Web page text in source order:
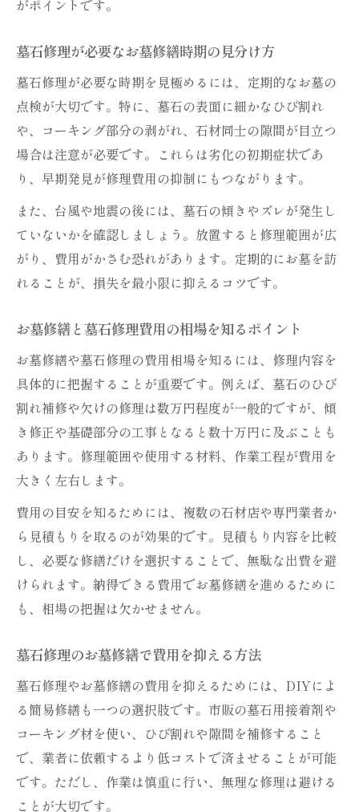
がポイントです。
墓石修理が必要なお墓修繕時期の見分け方
墓石修理が必要な時期を見極めるには、定期的なお墓の
点検が大切です。特に、墓石の表面に細かなひび割れ
や、コーキング部分の剥がれ、石材同士の隙間が目立つ
場合は注意が必要です。これらは劣化の初期症状であ
り、早期発見が修理費用の抑制にもつながります。
また、台風や地震の後には、墓石の傾きやズレが発生し
ていないかを確認しましょう。放置すると修理範囲が広
がり、費用がかさむ恐れがあります。定期的にお墓を訪
れることが、損失を最小限に抑えるコツです。
お墓修繕と墓石修理費用の相場を知るポイント
お墓修繕や墓石修理の費用相場を知るには、修理内容を
具体的に把握することが重要です。例えば、墓石のひび
割れ補修や欠けの修理は数万円程度が一般的ですが、傾
き修正や基礎部分の工事となると数十万円に及ぶことも
あります。修理範囲や使用する材料、作業工程が費用を
大きく左右します。
費用の目安を知るためには、複数の石材店や専門業者か
ら見積もりを取るのが効果的です。見積もり内容を比較
し、必要な修繕だけを選択することで、無駄な出費を避
けられます。納得できる費用でお墓修繕を進めるために
も、相場の把握は欠かせません。
墓石修理のお墓修繕で費用を抑える方法
墓石修理やお墓修繕の費用を抑えるためには、DIYによ
る簡易修繕も一つの選択肢です。市販の墓石用接着剤や
コーキング材を使い、ひび割れや隙間を補修すること
で、業者に依頼するより低コストで済ませることが可能
です。ただし、作業は慎重に行い、無理な修理は避ける
ことが大切です。